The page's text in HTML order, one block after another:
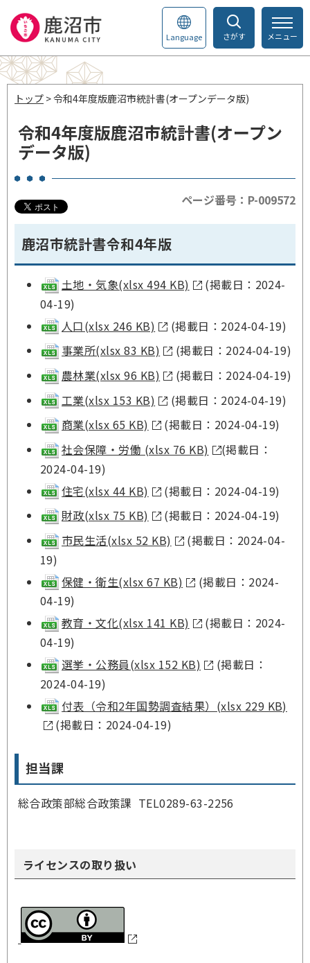
さがす
Language メニュー
トップ > 令和4年度版鹿沼市統計書(オープンデータ版)
令和4年度版鹿沼市統計書(オープン
データ版)
ページ番号：P-009572
鹿沼市統計書令和4年版
土地・気象(xlsx 494 KB)
(掲載日：2024-
04-19)
人口(xlsx 246 KB)
(掲載日：2024-04-19)
事業所(xlsx 83 KB)
(掲載日：2024-04-19)
農林業(xlsx 96 KB)
(掲載日：2024-04-19)
工業(xlsx 153 KB)
(掲載日：2024-04-19)
商業(xlsx 65 KB)
(掲載日：2024-04-19)
社会保障・労働 (xlsx 76 KB)
(掲載日：
2024-04-19)
住宅(xlsx 44 KB)
(掲載日：2024-04-19)
財政(xlsx 75 KB)
(掲載日：2024-04-19)
市民生活(xlsx 52 KB)
(掲載日：2024-04-
19)
保健・衛生(xlsx 67 KB)
(掲載日：2024-
04-19)
教育・文化(xlsx 141 KB)
(掲載日：2024-
04-19)
選挙・公務員(xlsx 152 KB)
(掲載日：
2024-04-19)
付表（令和2年国勢調査結果）(xlsx 229 KB)
(掲載日：2024-04-19)
担当課
総合政策部総合政策課 TEL0289-63-2256
ライセンスの取り扱い